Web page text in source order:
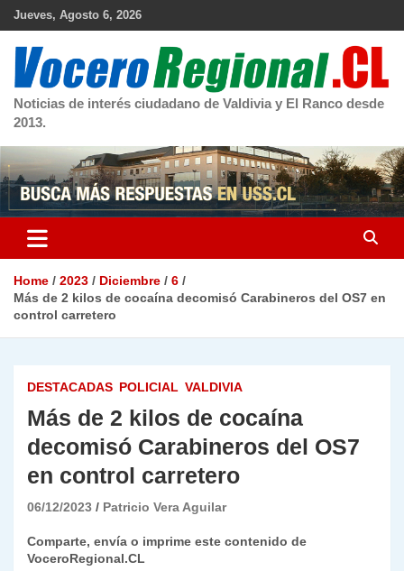
Skip
Jueves, Agosto 6, 2026
Noticias de interés ciudadano de Valdivia y El Ranco desde
2013.
Home 2023 Diciembre
6
Más de 2 kilos de cocaína decomisó Carabineros del OS7 en
control carretero
DESTACADAS POLICIAL VALDIVIA
Más de 2 kilos de cocaína
decomisó Carabineros del OS7
en control carretero
06/12/2023 Patricio Vera Aguilar
Comparte, envía o imprime este contenido de
VoceroRegional.CL